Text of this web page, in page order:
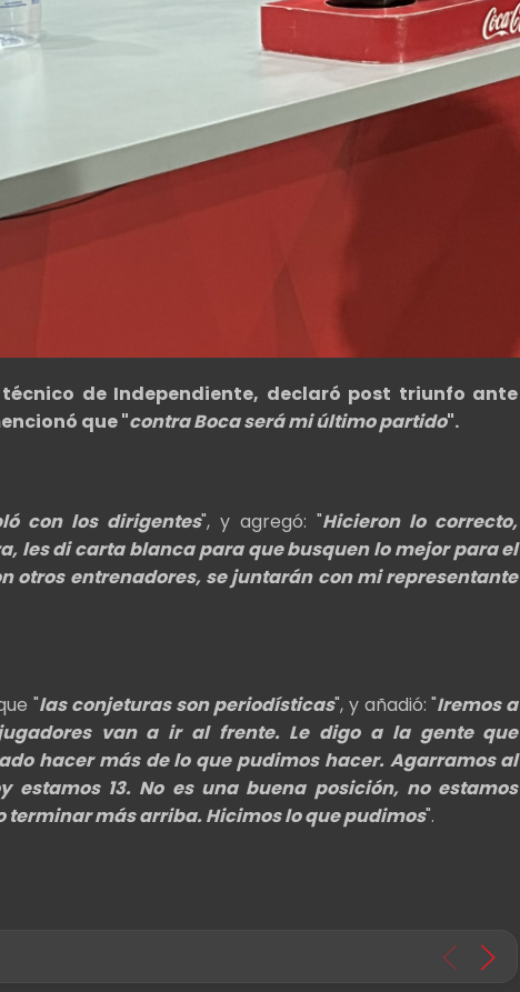
de Independiente, declaró post triunfo ante
que "contra Boca será mi último partido".
con los dirigentes", y agregó: "Hicieron lo correcto,
les di carta blanca para que busquen lo mejor para el
otros entrenadores, se juntarán con mi representante
"las conjeturas son periodísticas", y añadió: "Iremos a
van a ir al frente. Le digo a la gente que
hacer más de lo que pudimos hacer. Agarramos al
estamos 13. No es una buena posición, no estamos
terminar más arriba. Hicimos lo que pudimos".